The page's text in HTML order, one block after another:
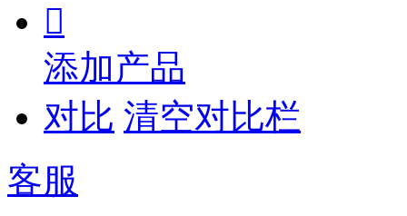

添加产品
对比 清空对比栏
客服